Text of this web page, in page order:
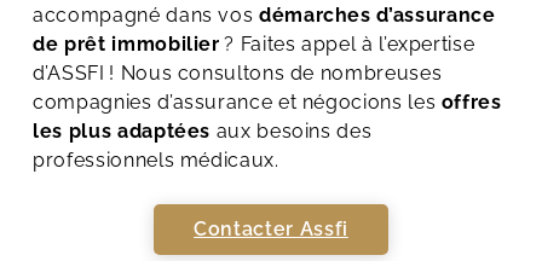
accompagné dans vosdémarches d’assurance
de prêt immobilier ? Faites appel à l’expertise
d’ASSFI ! Nous consultons de nombreuses
compagnies d’assurance et négocions les offres
les plus adaptées aux besoins des
professionnels médicaux.
Contacter Assfi